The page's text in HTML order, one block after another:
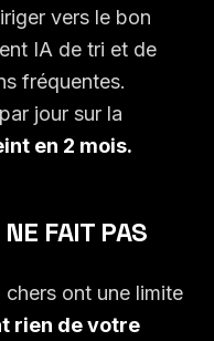
vers le bon
IA de tri et de
fréquentes.
jour sur la
en 2 mois.
FAIT PAS
ont une limite
rien de votre